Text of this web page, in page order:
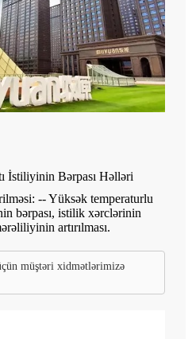
İstiliyinin Bərpası Həlləri
-- Yüksək temperaturlu
bərpası, istilik xərclərinin
artırılması.
müştəri xidmətlərimizə